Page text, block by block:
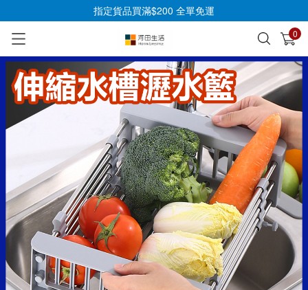
指定貨品買滿$200 全單免運
0
已加入購物車 查看